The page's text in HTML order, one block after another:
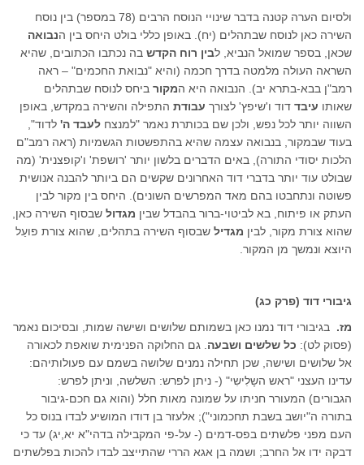
ולסיום הערה קטנה בדבר שינויי הנוסח הרבים (78 במספר) בין נוסח
השירה כאן לנוסח שבתהלים (יח). באופן כללי בולט היחס בין הנבואה
שכאן, בספר שמואל הנביא, לבין רוח הקדש בה נכתבו הכתובים, שהיא
השראה העולה מלמטה בדרך חכמה (והיא "נבואת החכמים" – ראה
רמב"ן בבא-בתרא יב). הנבואה היא המקור ביחס לנוסח שבתהלים
שאותו עיבד דוד ו'שיפץ' לצורך עבודת התפילה והשירה במקדש, באופן
השווה יותר לכל נפש, ולכן שם בכותרת נאמר "למנצח לעבד ה' לדוד",
בעוד שבמקור, בנבואה עצמה שהיא בהתפשטות הגשמיות (ראה רמב"ם
הלכות יסודי התורה), באים הדברים בלשון יותר 'רושפת' ו'קופצנית' (מה
שבולט עוד יותר בדברי דוד האחרונים שקשים הם ביותר להבנה אנושית
פשוטה ונתחבטו בהם מאד המפרשים השונים). היחס בין מקור לבין
העתק או פיתוח, בא לביטוי-ברור בהבדל שבין מגדול שבסוף השירה כאן,
שהוא צורת מקור, לבין מגדיל שבסוף השירה בתהלים, שהוא צורת פועַל
היוצא ונמשך מן המקור.
גיבורי דוד (פרק כג)
מז. בגיבורי דוד נמנו כאן בשמותם שלושים ושישה שמות, ובסיכום נאמר
(פסוק לט): כל שלשים ושבעה . גם החלוקה הפנימית שואפת לכאורה
אל שלושים ושישה, שכן תחילה נמנים שלושה בשמם עם פעולותיהם:
עדינו העצני "ראש השָלִישִי" (- ניתן לפרש: השלשה, וניתן לפרש:
הגבורים) המעורר חניתו על שמונה מאות חלל (והוא גם חכם-גיבור
בתורה ה"יושב בשבת תחכמוני"); אלעזר בן דודו המושיע לבדו בנוס כל
העם מפני פלשתים בפס-דמים (- על-פי המקבילה בדהי"א יא,יג) עד כי
דבקה ידו אל החרב; ושמה בן אגא הררי שהתייצב לבדו להכות בפלשתים